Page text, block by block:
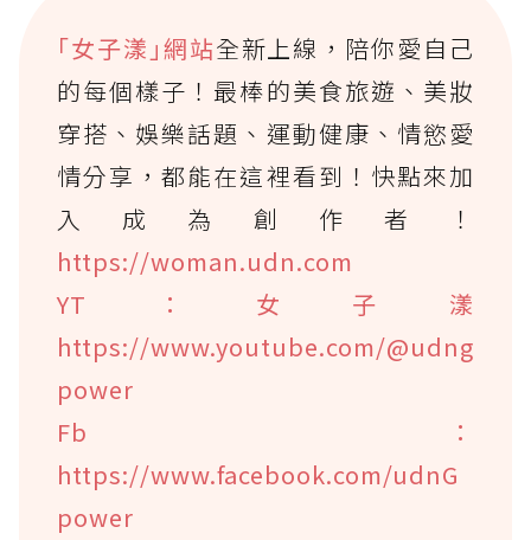
｢女子漾｣網站全新上線，陪你愛自己
的每個樣子！最棒的美食旅遊、美妝
穿搭、娛樂話題、運動健康、情慾愛
情分享，都能在這裡看到！快點來加
入成為創作者！
https://woman.udn.com
YT：女子漾
https://www.youtube.com/@udng
power
Fb：
https://www.facebook.com/udnG
power